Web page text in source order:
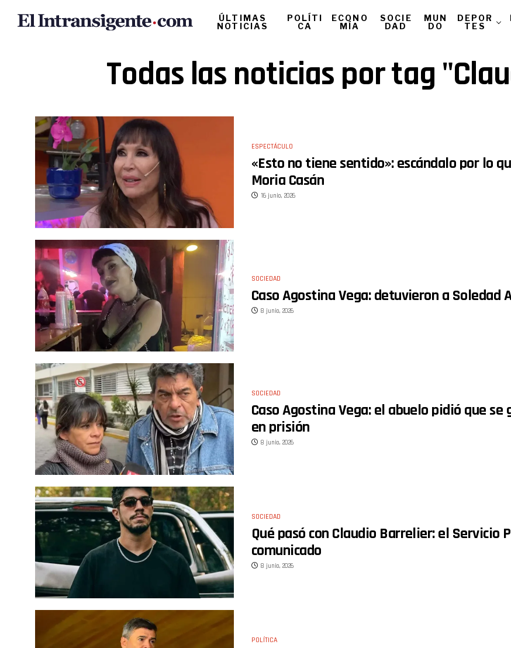
ÚLTIMAS
NOTICIAS
POLÍTI
CA
ECONO
MÍA
SOCIE
DAD
MUN
DO
DEPOR
TES
Todas las noticias por tag
ESPECTÁCULO
«Esto no tiene sentido»: escándalo por lo
Moria Casán
16 junio, 2026
SOCIEDAD
Caso Agostina Vega: detuvieron a Soledad
8 junio, 2026
SOCIEDAD
Caso Agostina Vega: el abuelo pidió que
en prisión
8 junio, 2026
SOCIEDAD
Qué pasó con Claudio Barrelier: el
comunicado
8 junio, 2026
POLÍTICA